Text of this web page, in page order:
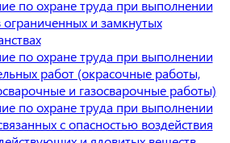
по охране труда при выполнении
ограниченных и замкнутых
по охране труда при выполнении
работ (окрасочные работы,
и газосварочные работы)
по охране труда при выполнении
с опасностью воздействия